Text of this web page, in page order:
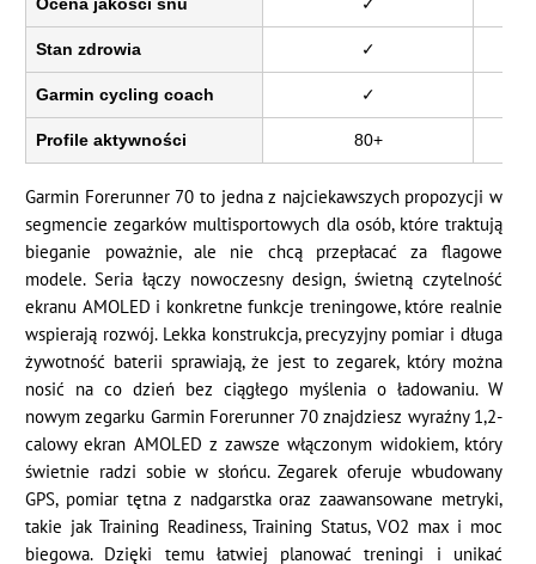
Stan zdrowia ✓
Garmin cycling coach ✓
Profile aktywności 80+
Garmin Forerunner 70 to jedna z najciekawszych propozycji w
segmencie zegarków multisportowych dla osób, które traktują
bieganie poważnie, ale nie chcą przepłacać za flagowe
modele. Seria łączy nowoczesny design, świetną czytelność
ekranu AMOLED i konkretne funkcje treningowe, które realnie
wspierają rozwój. Lekka konstrukcja, precyzyjny pomiar i długa
żywotność baterii sprawiają, że jest to zegarek, który można
nosić na co dzień bez ciągłego myślenia o ładowaniu. W
nowym zegarku Garmin Forerunner 70 znajdziesz wyraźny 1,2-
calowy ekran AMOLED z zawsze włączonym widokiem, który
świetnie radzi sobie w słońcu. Zegarek oferuje wbudowany
GPS, pomiar tętna z nadgarstka oraz zaawansowane metryki,
takie jak Training Readiness, Training Status, VO2 max i moc
biegowa. Dzięki temu łatwiej planować treningi i unikać